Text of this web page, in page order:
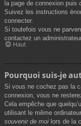
la page de connexion puis
Suivez les instructions
connecter.
Si toutefois vous ne
contactez un
Haut
Pourquoi suis-je
Si vous ne cochez pas la
connexion, vous ne
Cela empêche que
utilisant le même
souvenir de moi lors de la